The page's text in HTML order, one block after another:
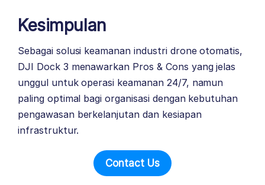
Kesimpulan
Sebagai solusi keamanan industri drone otomatis,
DJI Dock 3 menawarkan Pros & Cons yang jelas
unggul untuk operasi keamanan 24/7, namun
paling optimal bagi organisasi dengan kebutuhan
pengawasan berkelanjutan dan kesiapan
infrastruktur.
Contact Us